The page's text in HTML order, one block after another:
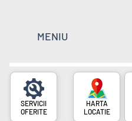
MENIU
SERVICII
OFERITE
LOCATIE